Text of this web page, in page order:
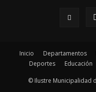
Inicio Departamentos
Deportes
Educación
© Ilustre Municipalidad